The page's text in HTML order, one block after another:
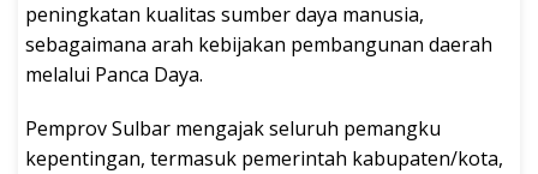
peningkatan kualitas sumber daya manusia,
sebagaimana arah kebijakan pembangunan daerah
melalui Panca Daya.
Pemprov Sulbar mengajak seluruh pemangku
kepentingan, termasuk pemerintah kabupaten/kota,